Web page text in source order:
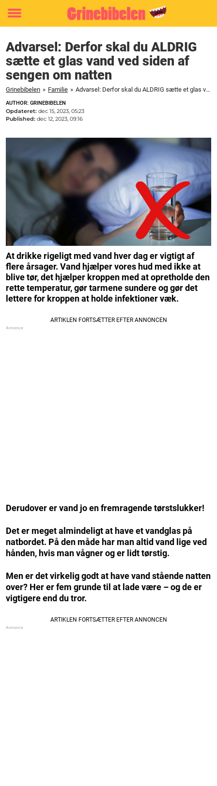
Toggle
Advarsel: Derfor skal du ALDRIG
sætte et glas vand ved siden af
sengen om natten
Grinebibelen » Familie » Advarsel: Derfor skal du ALDRIG sætte et glas vand ved siden af sengen om natten
AUTHOR: GRINEBIBELEN
Opdateret: dec 15, 2023, 05:23
Published: dec 12, 2023, 09:16
At drikke rigeligt med vand hver dag er vigtigt af
flere årsager. Vand hjælper vores hud med ikke at
blive tør, det hjælper kroppen med at opretholde den
rette temperatur, gør tarmene sundere og gør det
lettere for kroppen at holde infektioner væk.
Derudover er vand jo en fremragende tørstslukker!
Det er meget almindeligt at have et vandglas på
natbordet. På den måde har man altid vand lige ved
hånden, hvis man vågner og er lidt tørstig.
Men er det virkelig godt at have vand stående natten
over? Her er fem grunde til at lade være – og de er
vigtigere end du tror.